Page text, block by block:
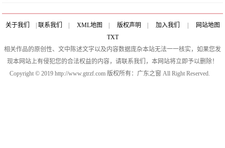
关于我们 联系我们 XML地图 版权声明 加入我们
网站地图
TXT
相关作品的原创性、文中陈述文字以及内容数据庞杂本站无法一一核实，如果您发
现本网站上有侵犯您的合法权益的内容，请联系我们，本网站将立即予以删除！
Copyright © 2019 http://www.gtrzf.com 版权所有：广东之窗 All Right Reserved.